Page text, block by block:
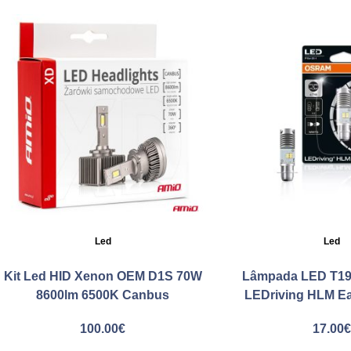
Led
Kit Led HID Xenon OEM D1S 70W
8600lm 6500K Canbus
100.00€
Led
Lâmpada LED
LEDriving HLM
17.00€